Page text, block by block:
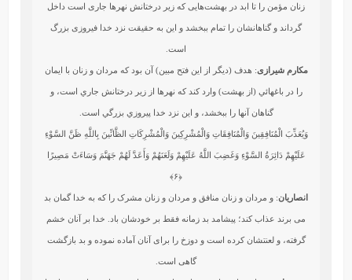
زنان مؤمن را تا ابد در بهشت‌هایی که زیر درختانش نهرها جاری است داخل
گرداند و گناهانشان را تمام ببخشد و این به حقیقت نزد خدا فیروزی بزرگ
است.
مکارم شیرازی: هدف (ديگر از اين فتح مبين) آن بود كه مردان و زنان با ايمان
را در باغهائي (از بهشت) وارد كند كه نهرها از زير درختانش جاري است، و
گناهان آنها را ببخشد، و اين نزد خدا پيروزي بزرگي است.
وَيُعَذِّبَ الْمُنَافِقِينَ وَالْمُنَافِقَاتِ وَالْمُشْرِكِينَ وَالْمُشْرِكَاتِ الظَّانِّينَ بِاللَّهِ ظَنَّ السَّوْءِ
عَلَيْهِمْ دَائِرَةُ السَّوْءِ وَغَضِبَ اللَّهُ عَلَيْهِمْ وَلَعَنَهُمْ وَأَعَدَّ لَهُمْ جَهَنَّمَ وَسَاءَتْ مَصِيرًا
﴿۶﴾
انصاریان: و مردان و زنان منافق و مردان و زنان مشرک را که به خدا گمان بد
می برند عذاب کند؛ پیشامد بد زمانه فقط بر خودشان باد. خدا بر آنان خشم
گرفته، و لعنتشان کرده است و دوزخ را برای آنان آماده نموده و بد بازگشت
گاهی است.